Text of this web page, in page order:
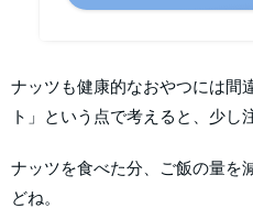
ナッツも健康的なおやつには間
ト」という点で考えると、少し
ナッツを食べた分、ご飯の量を
どね。